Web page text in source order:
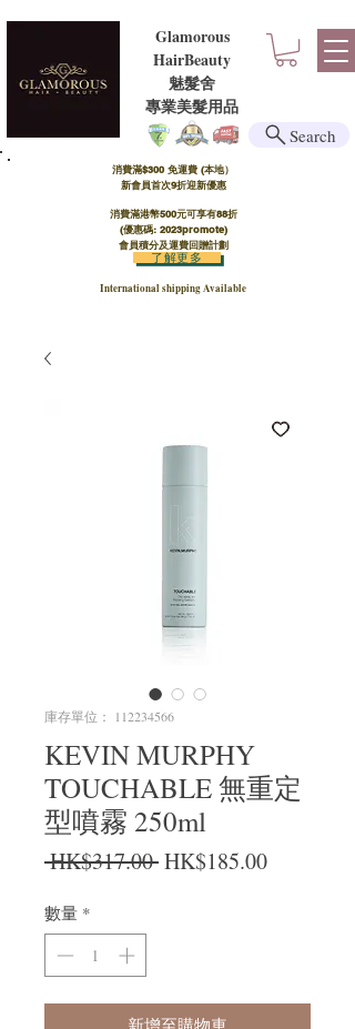
Glamorous
HairBeauty
魅髮舍
​​專業美髮用品
消費滿$300 免運費 (本地）​
新會員首次9折迎新優惠
消費滿港幣500元可享有88折
(優惠碼: 2023promote)
會員積分及運費回贈計劃
International shipping Available
了解更多
Search
庫存單位： 112234566
KEVIN MURPHY
TOUCHABLE 無重定
型噴霧 250ml
HK$317.00 一般價格
HK$185.00促銷價格
數量 *
新增至購物車